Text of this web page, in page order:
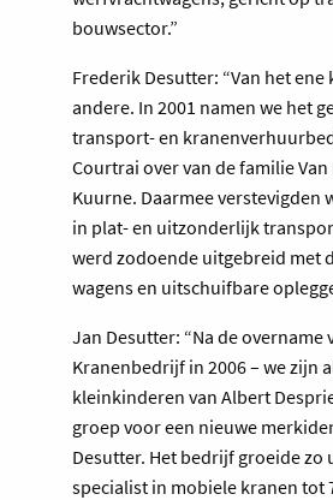
bouwsector.”
Frederik Desutter: “Van het ene
andere. In 2001 namen we het
transport- en
Courtrai over van de familie
Kuurne. Daarmee verstevigden
in plat- en uitzonderlijk
werd zodoende uitgebreid met
wagens en uitschuifbare
Jan Desutter: “Na de overname
Kranenbedrijf in 2006 – we zijn
kleinkinderen van Albert
groep voor een nieuwe
Desutter. Het bedrijf groeide zo
specialist in mobiele kranen tot